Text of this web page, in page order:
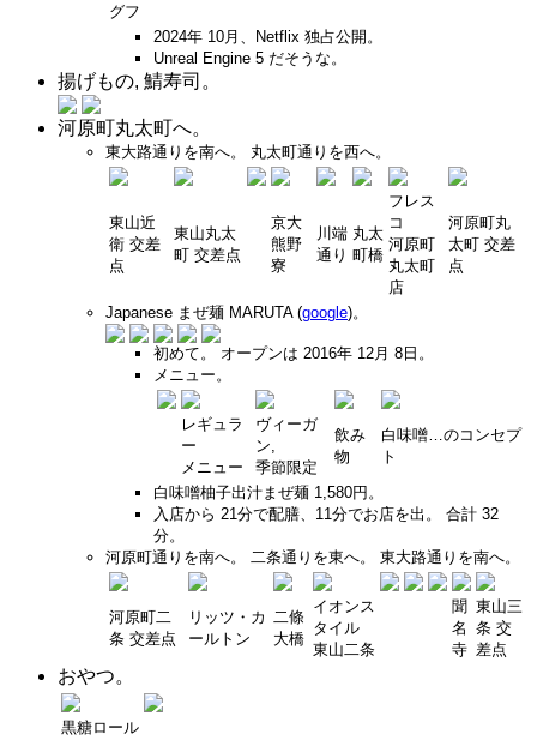
グフ
2024年 10月、Netflix 独占公開。
Unreal Engine 5 だそうな。
揚げもの, 鯖寿司。
河原町丸太町へ。
東大路通りを南へ。 丸太町通りを西へ。
東山近
衛 交差
点
東山丸太
町 交差点
京大
熊野
寮
川端
通り
丸太
町橋
フレス
コ
河原町
丸太町
店
河原町丸
太町 交差
点
Japanese まぜ麺 MARUTA (google)。
初めて。 オープンは 2016年 12月 8日。
メニュー。
レギュラ
ー
メニュー
ヴィーガ
ン,
季節限定
飲み
物
白味噌…のコンセプ
ト
白味噌柚子出汁まぜ麺 1,580円。
入店から 21分で配膳、11分でお店を出。 合計 32
分。
河原町通りを南へ。 二条通りを東へ。 東大路通りを南へ。
河原町二
条 交差点
リッツ・カ
ールトン
二條
大橋
イオンス
タイル
東山二条
聞
名
寺
東山三
条 交
差点
おやつ。
黒糖ロール